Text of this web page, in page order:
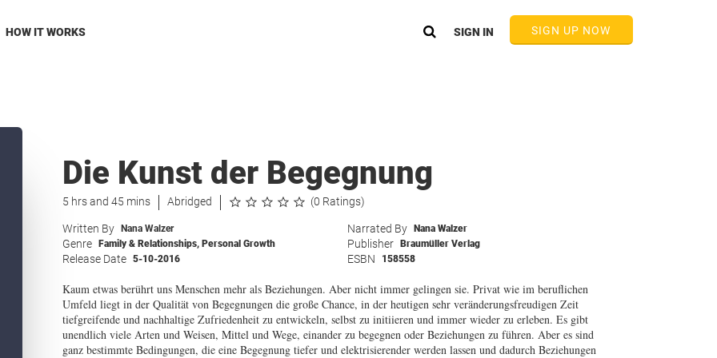
HOW IT WORKS SIGN UP NOW
SIGN IN
Die Kunst der Begegnung
5 hrs and 45 mins Abridged (0 Ratings)
Written By Nana Walzer Narrated By Nana Walzer
Genre Family & Relationships, Personal Growth Publisher Braumüller Verlag
Release Date 5-10-2016 ESBN 158558
Kaum etwas berührt uns Menschen mehr als Beziehungen. Aber nicht immer gelingen sie. Privat wie im beruflichen
Umfeld liegt in der Qualität von Begegnungen die große Chance, in der heutigen sehr veränderungsfreudigen Zeit
tiefgreifende und nachhaltige Zufriedenheit zu entwickeln, selbst zu initiieren und immer wieder zu erleben. Es gibt
unendlich viele Arten und Weisen, Mittel und Wege, einander zu begegnen oder Beziehungen zu führen. Aber es sind
ganz bestimmte Bedingungen, die eine Begegnung tiefer und elektrisierender werden lassen und dadurch Beziehungen